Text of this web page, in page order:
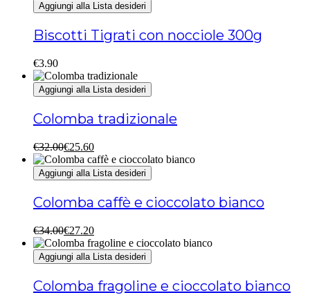
Aggiungi alla Lista desideri
Biscotti Tigrati con nocciole 300g
€3.90
Aggiungi alla Lista desideri
Colomba tradizionale
€32.00
Il
prezzo
originale
era:
€32.00.
€25.60
Il
prezzo
attuale
è:
€25.60.
Aggiungi alla Lista desideri
Colomba caffè e cioccolato bianco
€34.00
Il
prezzo
originale
era:
€34.00.
€27.20
Il
prezzo
attuale
è:
€27.20.
Aggiungi alla Lista desideri
Colomba fragoline e cioccolato bianco